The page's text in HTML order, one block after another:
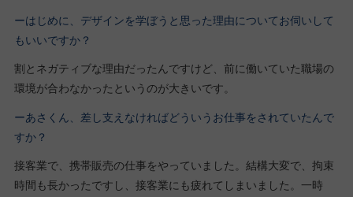
ーはじめに、デザインを学ぼうと思った理由についてお伺いして
もいいですか？
割とネガティブな理由だったんですけど、前に働いていた職場の
環境が合わなかったというのが大きいです。
ーあさくん、差し支えなければどういうお仕事をされていたんで
すか？
接客業で、携帯販売の仕事をやっていました。結構大変で、拘束
時間も長かったですし、接客業にも疲れてしまいました。一時